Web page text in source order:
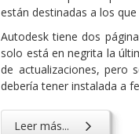
están destinadas a los
Autodesk tiene dos
solo está en negrita la
de actualizaciones, pero
debería tener instalada a
Leer más...